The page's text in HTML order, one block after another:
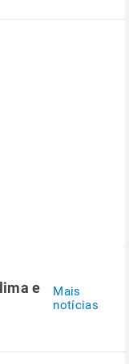
e
Mais
notícias